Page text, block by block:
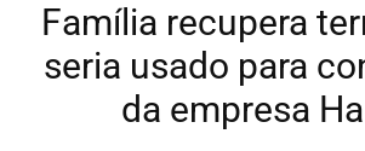
Família recupera
seria usado para
da empresa